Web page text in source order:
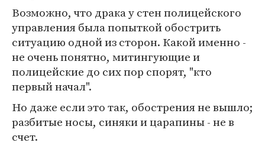
Возможно, что драка у стен полицейского
управления была попыткой обострить
ситуацию одной из сторон. Какой именно -
не очень понятно, митингующие и
полицейские до сих пор спорят, "кто
первый начал".
Но даже если это так, обострения не вышло;
разбитые носы, синяки и царапины - не в
счет.